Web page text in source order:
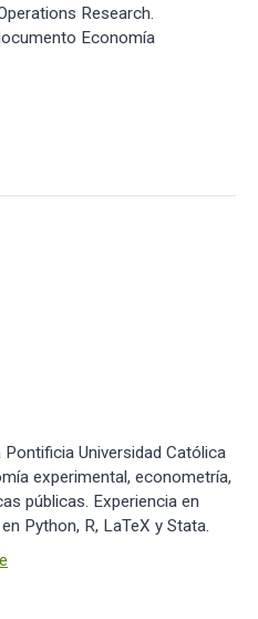
Research.
Economía
Universidad Católica
experimental, econometría,
públicas. Experiencia en
Python, R, LaTeX y Stata.